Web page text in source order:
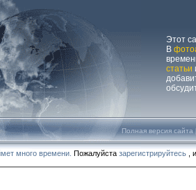
Этот
В
статьи
Полная версия сайта
много времени. Пожалуйста зарегистрируйтесь ,